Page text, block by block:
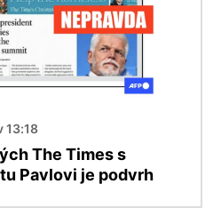
13:18
The Times s
Pavlovi je podvrh